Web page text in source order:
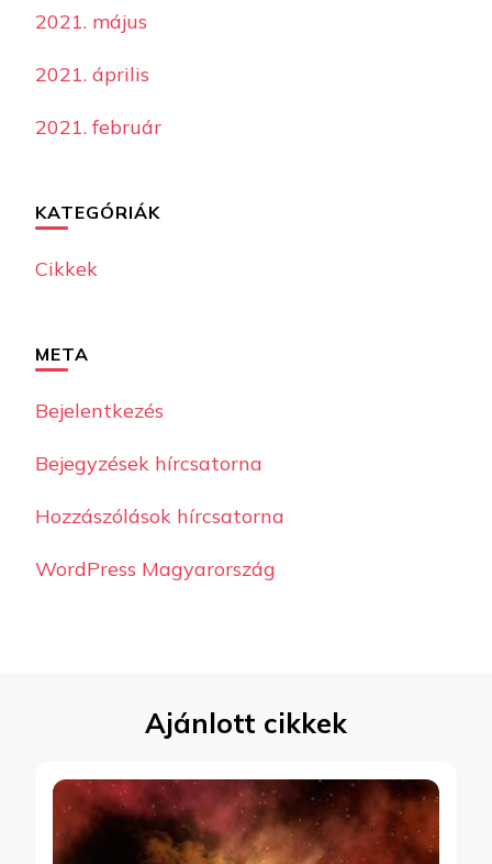
2021. május
2021. április
2021. február
KATEGÓRIÁK
Cikkek
META
Bejelentkezés
Bejegyzések hírcsatorna
Hozzászólások hírcsatorna
WordPress Magyarország
Ajánlott cikkek